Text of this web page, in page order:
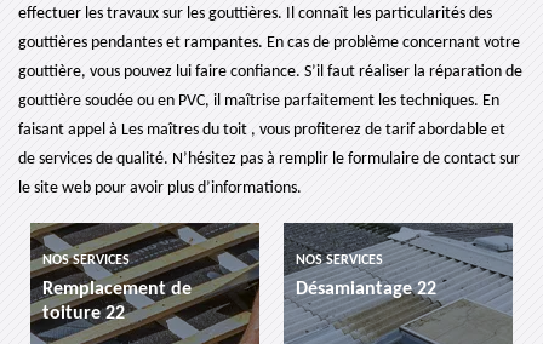
effectuer les travaux sur les gouttières. Il connaît les particularités des
gouttières pendantes et rampantes. En cas de problème concernant votre
gouttière, vous pouvez lui faire confiance. S’il faut réaliser la réparation de
gouttière soudée ou en PVC, il maîtrise parfaitement les techniques. En
faisant appel à Les maîtres du toit , vous profiterez de tarif abordable et
de services de qualité. N’hésitez pas à remplir le formulaire de contact sur
le site web pour avoir plus d’informations.
de
NOS SERVICES
Désamiantage 22
NOS SERVICES
etancheite